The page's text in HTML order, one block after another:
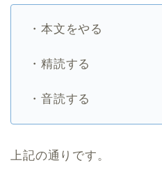
・本文をやる
・精読する
・音読する
上記の通りです。